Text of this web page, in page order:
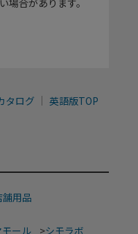
合があります。
タログ 英語版TOP
舗用品
ール >シモラボ